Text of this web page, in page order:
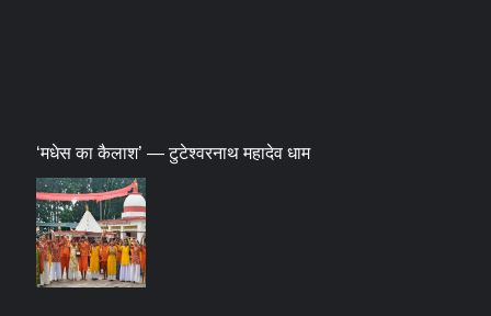
‘मधेस का कैलाश’ — टुटेश्वरनाथ महादेव धाम